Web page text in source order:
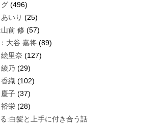
(496)
いり (25)
前 修 (57)
大谷 嘉将 (89)
里奈 (127)
乃 (29)
織 (102)
子 (37)
栄 (28)
:白髪と上手に付き合う話